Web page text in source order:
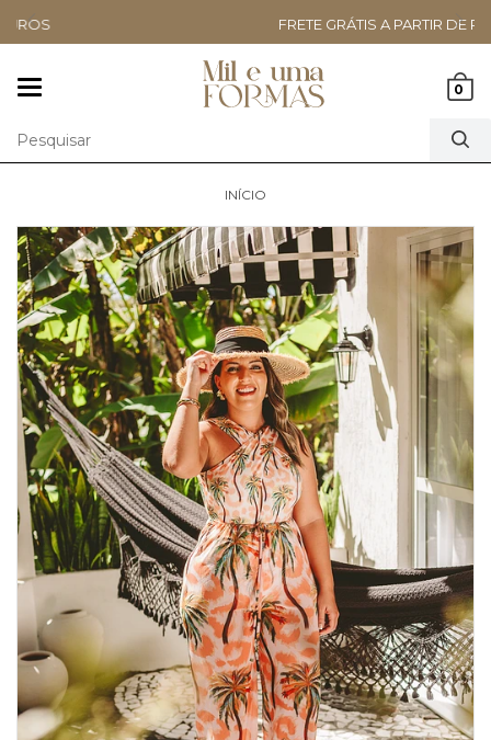
FRETE GRÁTIS A PARTIR DE R$499,90
0
INÍCIO